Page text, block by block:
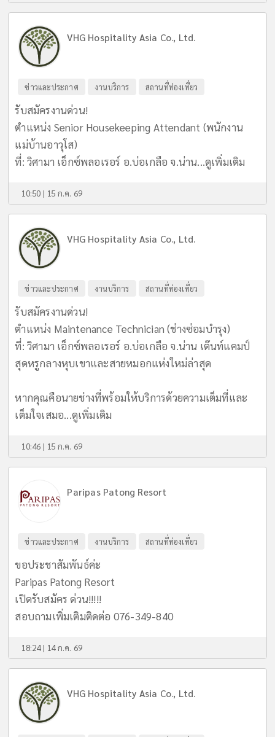
VHG Hospitality Asia Co., Ltd.
ข่าวและประกาศ งานบริการ สถานที่ท่องเที่ยว
รับสมัครงานด่วน!
ตำแหน่ง Senior Housekeeping Attendant (พนักงาน
แม่บ้านอาวุโส)
ที่: วิศามา เอ็กซ์พลอเรอร์ อ.บ่อเกลือ จ.น่าน...ดูเพิ่มเติม
10:50 | 15 ก.ค. 69
VHG Hospitality Asia Co., Ltd.
ข่าวและประกาศ งานบริการ สถานที่ท่องเที่ยว
รับสมัครงานด่วน!
ตำแหน่ง Maintenance Technician (ช่างซ่อมบำรุง)
ที่: วิศามา เอ็กซ์พลอเรอร์ อ.บ่อเกลือ จ.น่าน เต๊นท์แคมป์
สุดหรูกลางหุบเขาและสายหมอกแห่งใหม่ล่าสุด
หากคุณคือนายช่างที่พร้อมให้บริการด้วยความเต็มที่และ
เต็มใจเสมอ...ดูเพิ่มเติม
10:46 | 15 ก.ค. 69
Paripas Patong Resort
ข่าวและประกาศ งานบริการ สถานที่ท่องเที่ยว
ขอประชาสัมพันธ์ค่ะ
Paripas Patong Resort
เปิดรับสมัคร ด่วน!!!!!
สอบถามเพิ่มเติมติดต่อ 076-349-840
18:24 | 14 ก.ค. 69
VHG Hospitality Asia Co., Ltd.